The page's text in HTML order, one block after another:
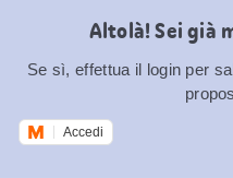
Altolà! Sei già
Se sì, effettua il login per
Accedi